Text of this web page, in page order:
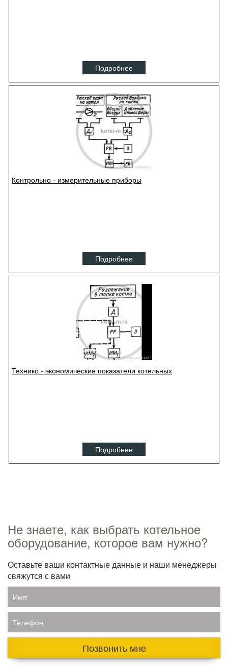
Подробнее
Контрольно - измерительные приборы
Подробнее
Технико - экономические показатели котельных
Подробнее
Не знаете, как выбрать котельное
оборудование, которое вам нужно?
Оставьте ваши контактные данные и наши менеджеры
свяжутся с вами
Имя
Телефон
Позвонить мне